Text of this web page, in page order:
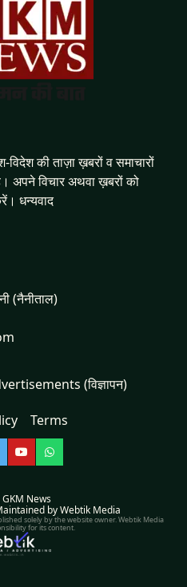
की ताज़ा ख़बरों व समाचारों
अपने विचार अथवा ख़बरों को
धन्यवाद
(नैनीताल)
(विज्ञापन)
Terms
YouTubeWhatsApp
GKM News
by Webtik Media
solely by the website owner. Webtik Media
for its content.